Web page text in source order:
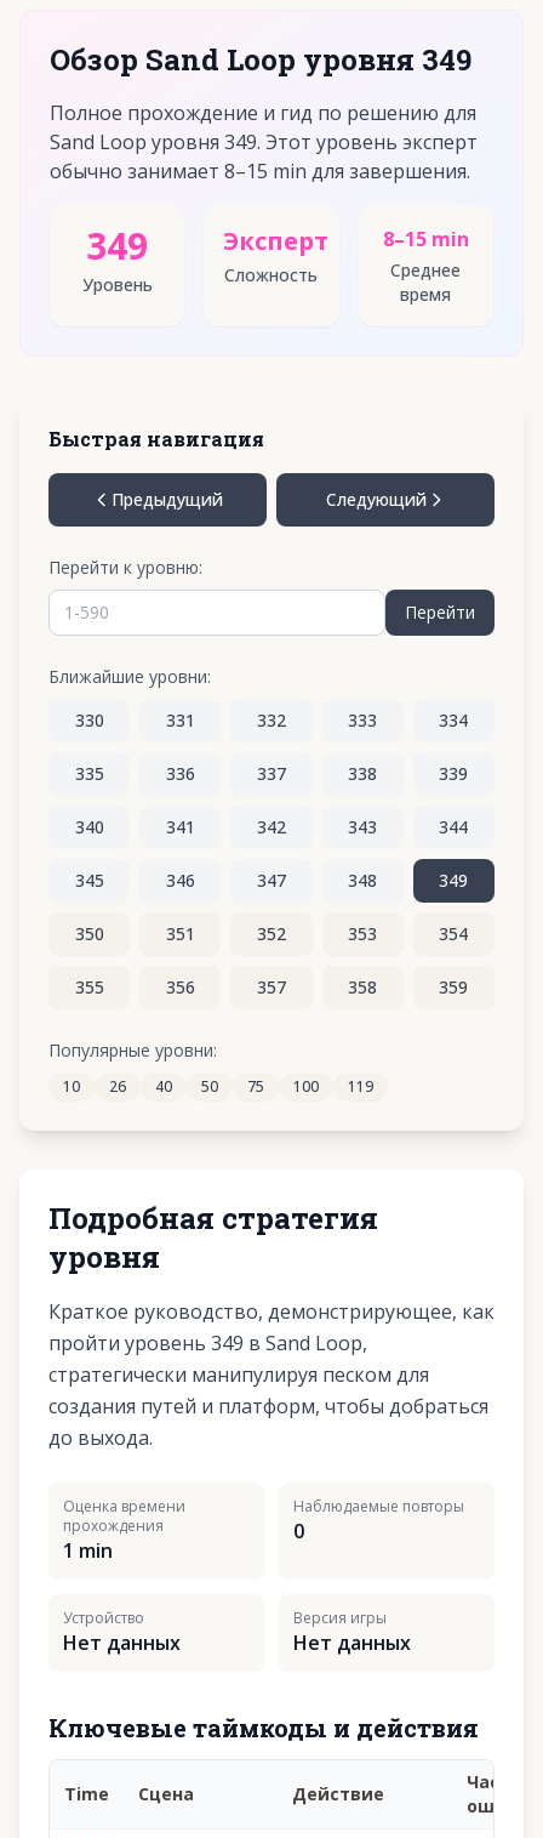
Обзор Sand Loop уровня 349
Полное прохождение и гид по решению для
Sand Loop уровня 349. Этот уровень эксперт
обычно занимает 8–15 min для завершения.
349
Уровень
Эксперт
Сложность
8–15 min
Среднее
время
Быстрая навигация
Предыдущий Следующий
Перейти к уровню:
Перейти
Ближайшие уровни:
330
331 332 333 334
335 336 337 338 339
340 341 342 343 344
345 346 347 348 349
350 351 352 353 354
355 356 357 358 359
365 366 367 368
Популярные уровни:
10 26 40 50 75 100 119
Подробная стратегия
уровня
Краткое руководство, демонстрирующее, как
пройти уровень 349 в Sand Loop,
стратегически манипулируя песком для
создания путей и платформ, чтобы добраться
до выхода.
Оценка времени
прохождения
1 min
Наблюдаемые повторы
0
Устройство
Нет данных
Версия игры
Нет данных
Ключевые таймкоды и действия
Time Сцена Действие
Частая
ошибка